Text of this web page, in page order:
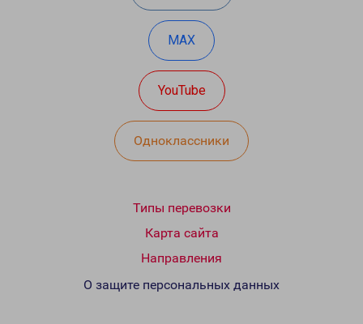
MAX
YouTube
Одноклассники
Типы перевозки
Карта сайта
Направления
О защите персональных данных